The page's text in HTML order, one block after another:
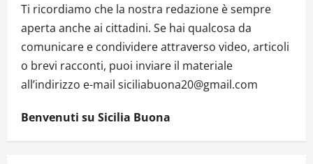
Ti ricordiamo che la nostra redazione è sempre
aperta anche ai cittadini. Se hai qualcosa da
comunicare e condividere attraverso video, articoli
o brevi racconti, puoi inviare il materiale
all’indirizzo e-mail siciliabuona20@gmail.com
Benvenuti su Sicilia Buona